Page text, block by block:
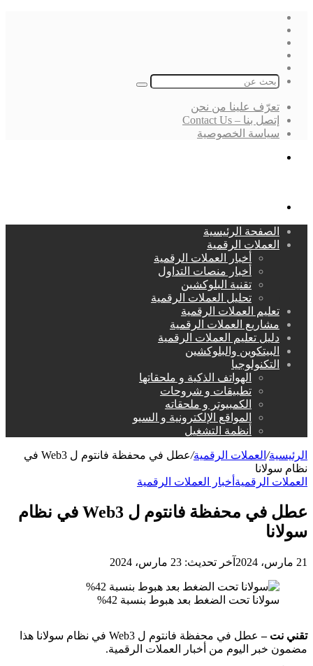
بحث
تعرّف علينا من نحن
إتصل بنا – Contact Us
سياسة الخصوصية
الصفحة الرئيسية
العملات الرقمية
أخبار العملات الرقمية
أخبار منصات التداول
تقنية البلوكشين
تحليل العملات الرقمية
تعليم العملات الرقمية
مشاريع العملات الرقمية
دليل تعليم العملات الرقمية
البيتكوين والبلوكشين
التكنولوجيا
الهواتف الذكية و ملحقاتها
تطبيقات و شروحات
الكمبيوتر و ملحقاته
المواقع الإلكترونية و السيو
أنظمة التشغيل
الرئيسية/ العملات الرقمية/
عطل في محفظة فانتوم ل Web3 في
نظام سولانا
العملات الرقمية أخبار العملات الرقمية
عطل في محفظة فانتوم ل Web3 في نظام
سولانا
21 مارس، 2024 آخر تحديث: 23 مارس، 2024
سولانا تحت الضغط بعد هبوط بنسبة 42%
تقني نت –
عطل في محفظة فانتوم ل Web3 في نظام سولانا هذا
مضمون خبر اليوم من أخبار العملات الرقمية.